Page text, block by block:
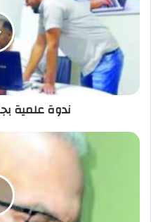
ندوة علمية